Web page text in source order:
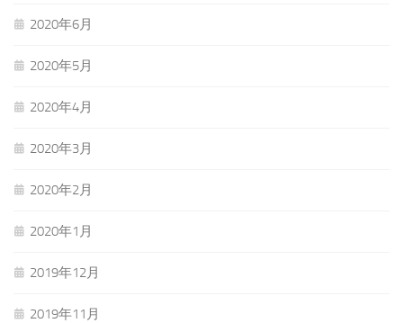
2020年6月
2020年5月
2020年4月
2020年3月
2020年2月
2020年1月
2019年12月
2019年11月